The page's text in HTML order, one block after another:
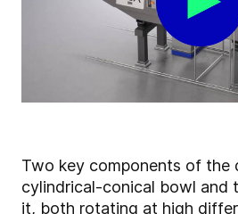
Two key components of the
cylindrical-conical bowl and
it, both rotating at high